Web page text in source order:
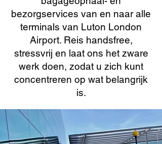
bezorgservices van en naar alle
terminals van Luton London
Airport. Reis handsfree,
stressvrij en laat ons het zware
werk doen, zodat u zich kunt
concentreren op wat belangrijk
is.